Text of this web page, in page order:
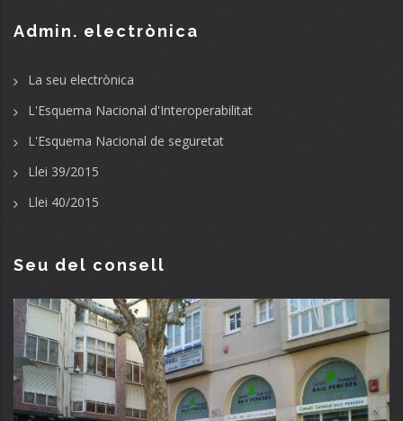
Admin. electrònica
La seu electrònica
L'Esquema Nacional d'Interoperabilitat
L'Esquema Nacional de seguretat
Llei 39/2015
Llei 40/2015
Seu del consell